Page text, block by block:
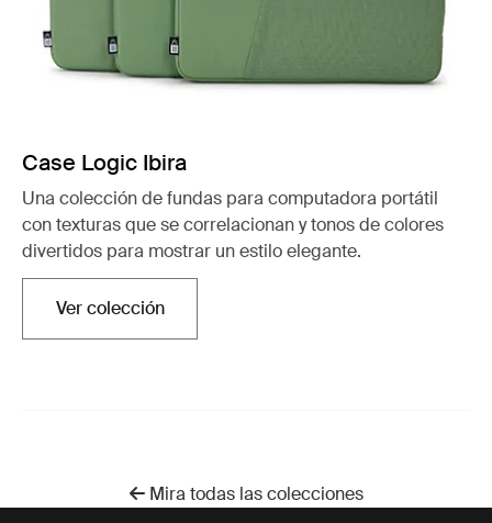
Case Logic Ibira
Una colección de fundas para computadora portátil
con texturas que se correlacionan y tonos de colores
divertidos para mostrar un estilo elegante.
Ver colecciónSe abre en una nueva pestaña
Mira todas las colecciones